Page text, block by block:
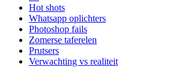
Hot shots
Whatsapp oplichters
Photoshop fails
Zomerse taferelen
Prutsers
Verwachting vs realiteit